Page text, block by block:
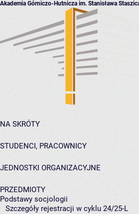
Akademia Górniczo-Hutnicza im. Stanisława
NA SKRÓTY
STUDENCI, PRACOWNICY
JEDNOSTKI ORGANIZACYJNE
PRZEDMIOTY
Podstawy socjologii
Szczegóły rejestracji w cyklu 24/25-L